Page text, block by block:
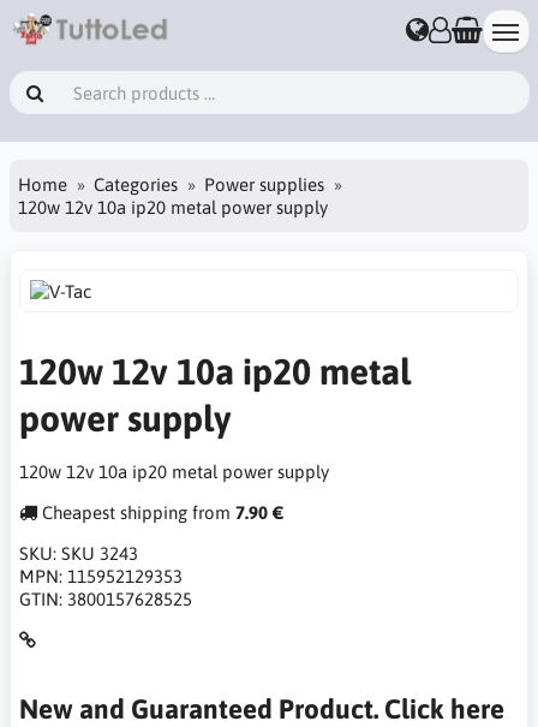
Home Categories
Power supplies
120w 12v 10a ip20 metal power supply
120w 12v 10a ip20 metal
power supply
120w 12v 10a ip20 metal power supply
Cheapest shipping from 7.90 €
SKU: SKU 3243
MPN: 115952129353
GTIN: 3800157628525
New and Guaranteed Product. Click here